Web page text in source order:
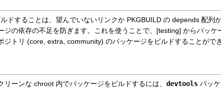
ドすることは、望んでいないリンクか PKGBUILD の depends 配列
ジの依存の不足を防ぎます。これを使うことで、[testing] からパッケ
ジトリ (core, extra, community) のパッケージをビルドすることがで
リーンな chroot 内でパッケージをビルドするには、 devtools パッ